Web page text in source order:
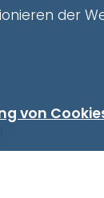
der
von